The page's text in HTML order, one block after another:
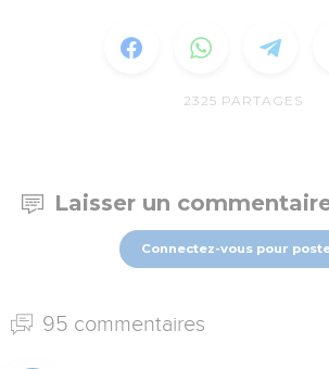
2325 PARTAGES
Laisser un
Connectez-vous pour
95 commentaires